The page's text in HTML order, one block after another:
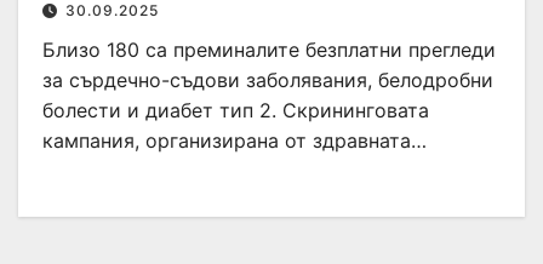
30.09.2025
Близо 180 са преминалите безплатни прегледи
за сърдечно-съдови заболявания, белодробни
болести и диабет тип 2. Скрининговата
кампания, организирана от здравната…